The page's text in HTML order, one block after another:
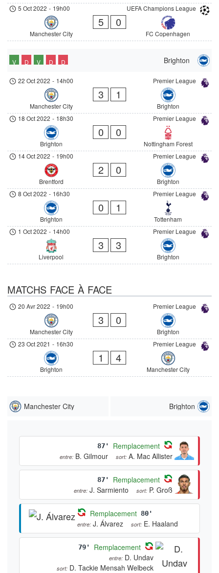
UEFA Champions League
5 Oct 2022 - 19h00
Manchester City
5 0
FC Copenhagen
Brighton
V D V D D
Premier League
22 Oct 2022 - 14h00
Manchester City
3 1
Brighton
Premier League
18 Oct 2022 - 18h30
Brighton
0 0
Nottingham Forest
Premier League
14 Oct 2022 - 19h00
Brentford
2 0
Brighton
Premier League
8 Oct 2022 - 16h30
Brighton
0 1
Tottenham
Premier League
1 Oct 2022 - 14h00
Liverpool
3 3
Brighton
MATCHS FACE À FACE
Premier League
20 Avr 2022 - 19h00
Manchester City
3 0
Brighton
Premier League
23 Oct 2021 - 16h30
Brighton
1 4
Manchester City
Manchester City Brighton
87' Remplacement
entre: B. Gilmour sort: A. Mac Allister
87' Remplacement
entre: J. Sarmiento sort: P. Groß
Remplacement 80'
entre: J. Álvarez sort: E. Haaland
79' Remplacement
entre: D. Undav
sort: D. Tackie Mensah Welbeck